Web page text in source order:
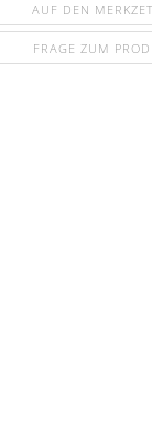
AUF DEN
FRAGE ZUM